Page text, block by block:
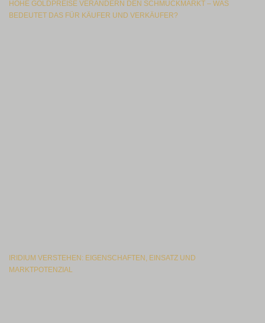
HOHE GOLDPREISE VERÄNDERN DEN SCHMUCKMARKT – WAS
BEDEUTET DAS FÜR KÄUFER UND VERKÄUFER?
IRIDIUM VERSTEHEN: EIGENSCHAFTEN, EINSATZ UND
MARKTPOTENZIAL